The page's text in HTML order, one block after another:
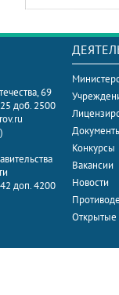
69
доб. 2500
доп. 4200
Конкурсы
Вакансии
Новости